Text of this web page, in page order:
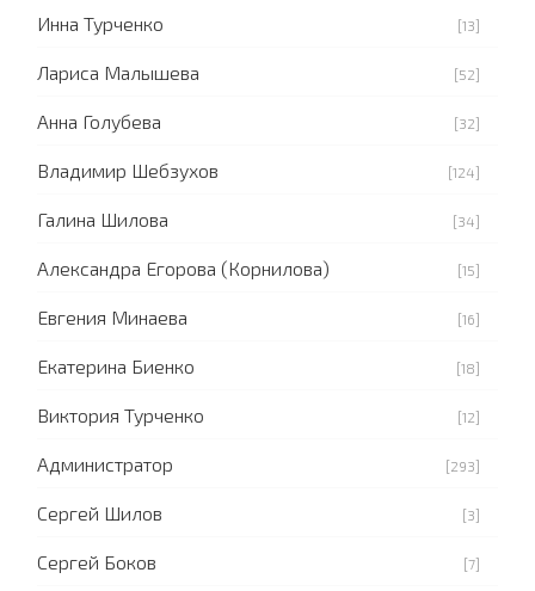
Инна Турченко [13]
Лариса Малышева [52]
Анна Голубева [32]
Владимир Шебзухов [124]
Галина Шилова [34]
Александра Егорова (Корнилова) [15]
Евгения Минаева [16]
Екатерина Биенко [18]
Виктория Турченко [12]
Администратор [293]
Сергей Шилов [3]
Сергей Боков [7]